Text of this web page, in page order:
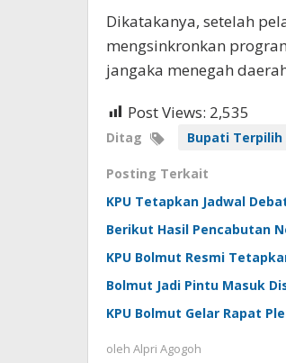
Dikatakanya, setelah
mengsinkronkan
jangaka menegah
Post Views: 2,535
Ditag Bupati Terpilih
Posting Terkait
KPU Tetapkan Jadwal
Berikut Hasil Pencabutan
KPU Bolmut Resmi
Bolmut Jadi Pintu Masuk
KPU Bolmut Gelar Rapat
oleh Alpri Agogoh